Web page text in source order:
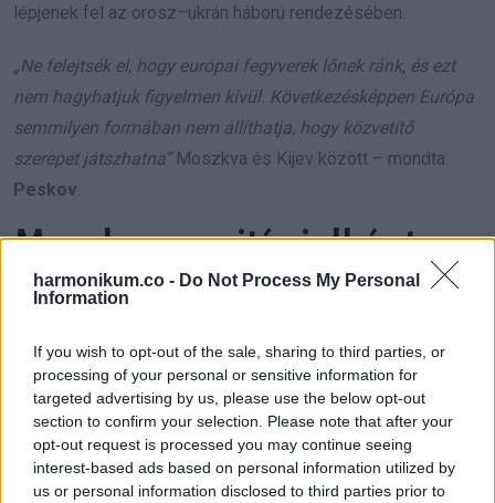
harmonikum.co - Do Not Process My Personal
Information
If you wish to opt-out of the sale, sharing to third parties, or
processing of your personal or sensitive information for
targeted advertising by us, please use the below opt-out
section to confirm your selection. Please note that after your
opt-out request is processed you may continue seeing
interest-based ads based on personal information utilized by
us or personal information disclosed to third parties prior to
lépjenek fel az orosz–ukrán háború rendezésében.
„Ne felejtsék el, hogy európai fegyverek lőnek ránk, és ezt
nem hagyhatjuk figyelmen kívül. Következésképpen Európa
semmilyen formában nem állíthatja, hogy közvetítő
szerepet játszhatna”Moszkva és Kijev között – mondta
Peskov.
Moszkva pozitív jelként
tekint a tárgyalásokról
szóló vitákra
A Kreml szóvivője ugyanakkor azt is kiemelte, hogy
Oroszország kedvező fejleményként értékeli azokat a
kezdeményezéseket, amelyek a diplomáciai párbeszéd
lehetőségét keresik.